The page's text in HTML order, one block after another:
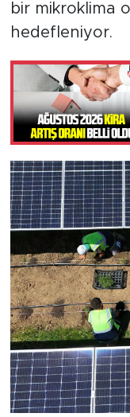
bir mikroklima
hedefleniyor.